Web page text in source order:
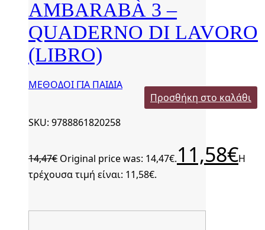
AMBARABÀ 3 –
QUADERNO DI LAVORO
(LIBRO)
ΜΕΘΟΔΟΙ ΓΙΑ ΠΑΙΔΙΑ
Προσθήκη στο καλάθι
SKU: 9788861820258
14,47€ Original price was: 14,47€.11,58€Η
τρέχουσα τιμή είναι: 11,58€.